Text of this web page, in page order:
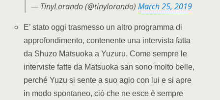
— TinyLorando (@tinylorando) March 25, 2019
E’ stato oggi trasmesso un altro programma di
approfondimento, contenente una intervista fatta
da Shuzo Matsuoka a Yuzuru. Come sempre le
interviste fatte da Matsuoka san sono molto belle,
perché Yuzu si sente a suo agio con lui e si apre
in modo spontaneo, ciò che ne esce è sempre